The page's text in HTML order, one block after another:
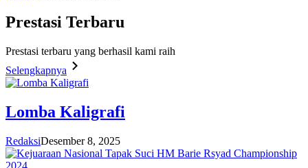
Prestasi Terbaru
Prestasi terbaru yang berhasil kami raih
Selengkapnya
Lomba Kaligrafi
RedaksiDesember 8, 2025